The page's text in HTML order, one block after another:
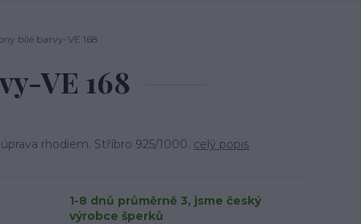
bílé barvy-VE 168
VE 168
rhodiem. Stříbro 925/1000. celý popis
1-8 dnů průměrně 3, jsme český
výrobce šperků